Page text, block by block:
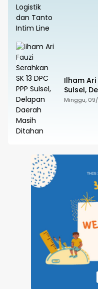
Ilham Ari
Sulsel,
Minggu,